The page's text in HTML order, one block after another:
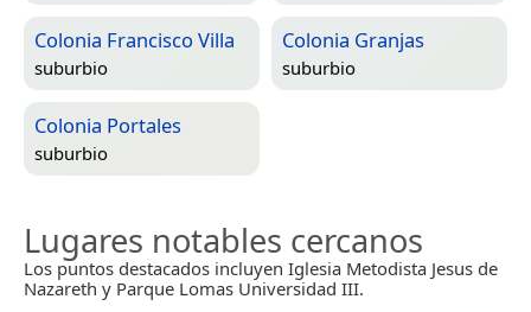
Colonia Francisco Villa
suburbio
Colonia Granjas
suburbio
Colonia Portales
suburbio
Lugares notables cercanos
Los puntos destacados incluyen Iglesia Metodista Jesus de
Nazareth y Parque Lomas Universidad III.